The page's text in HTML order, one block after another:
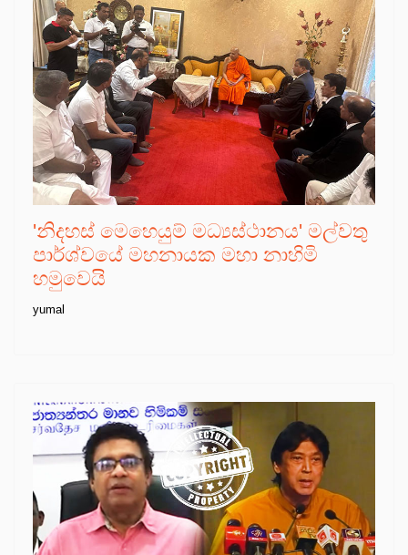
'නිදහස් මෙහෙයුම් මධ්‍යස්ථානය' මල්වතු
පාර්ශ්වයේ මහනායක මහා නාහිමි
හමුවෙයි
yumal